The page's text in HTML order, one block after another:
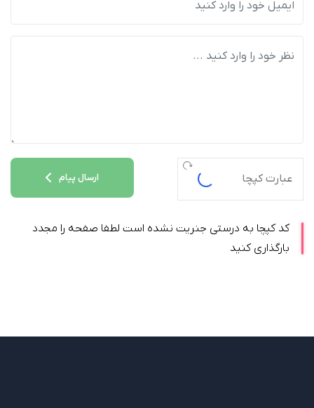
ارسال پیام
کد کپچا به درستی جنریت نشده است لطفا صفحه را مجدد
بارگذاری کنید